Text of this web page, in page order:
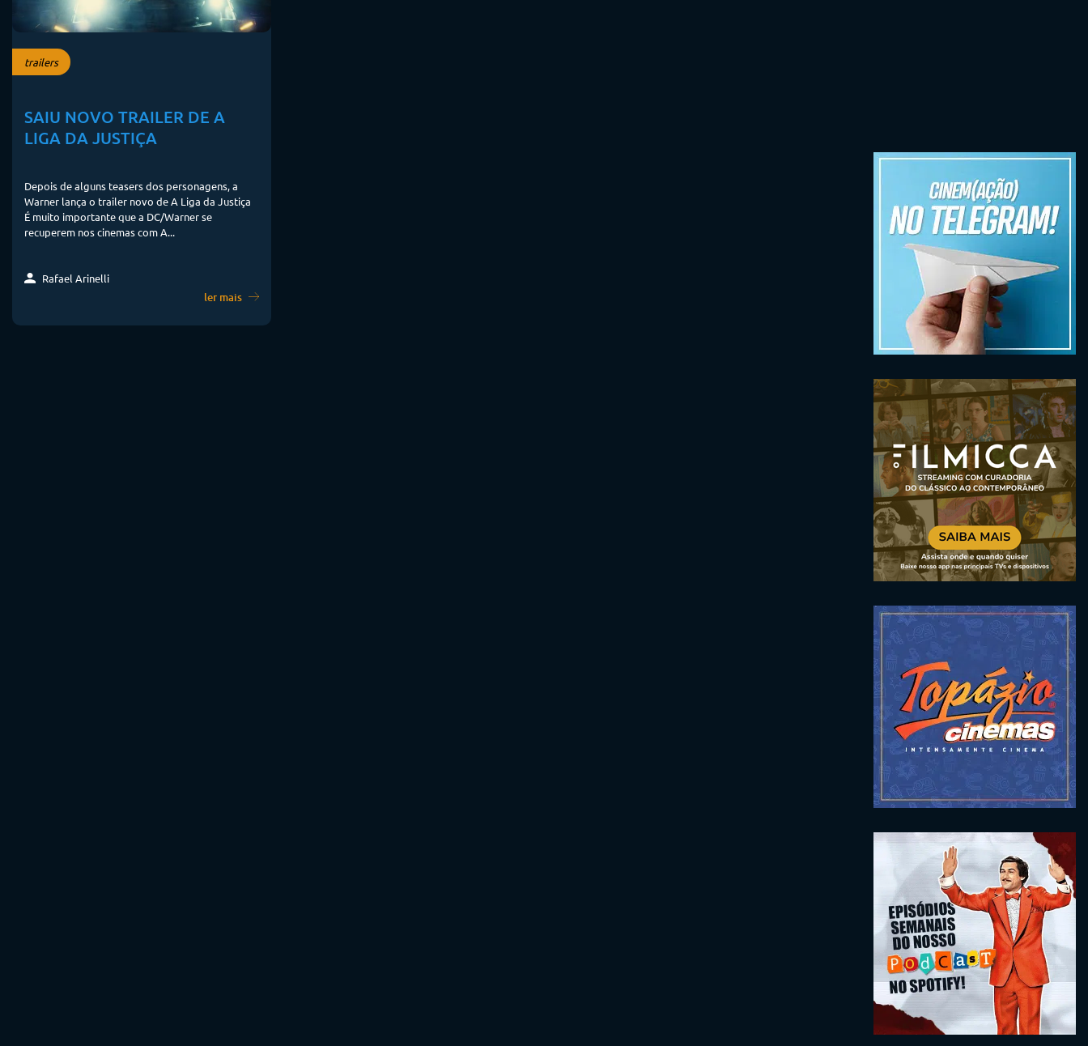
trailers
SAIU NOVO TRAILER DE A
LIGA DA JUSTIÇA
Depois de alguns teasers dos personagens, a
Warner lança o trailer novo de A Liga da Justiça
É muito importante que a DC/Warner se
recuperem nos cinemas com A...
Rafael Arinelli
ler mais